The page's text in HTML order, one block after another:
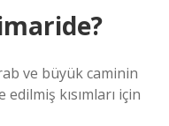
ve büyük caminin
kısımları için